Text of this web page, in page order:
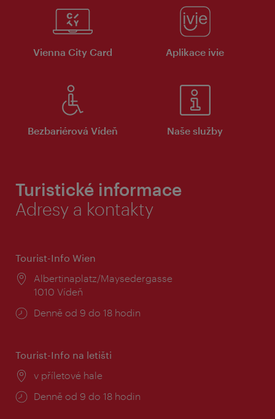
Vienna City Card Aplikace ivie
Bezbariérová Vídeň Naše služby
Turistické informace
Adresy a kontakty
Tourist-Info Wien
Místo:
Albertinaplatz/Maysedergasse
1010 Vídeň
Provozní
Denně od 9 do 18 hodin
Tourist-Info na letišti
Místo:
v příletové hale
Provozní
Denně od 9 do 18 hodin